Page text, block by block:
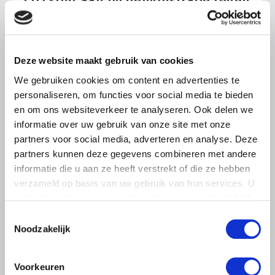
Deze website maakt gebruik van cookies
We gebruiken cookies om content en advertenties te
personaliseren, om functies voor social media te bieden
en om ons websiteverkeer te analyseren. Ook delen we
informatie over uw gebruik van onze site met onze
partners voor social media, adverteren en analyse. Deze
partners kunnen deze gegevens combineren met andere
informatie die u aan ze heeft verstrekt of die ze hebben
verzameld op basis van uw gebruik van hun services. U
Noodzakelijk
Voorkeuren
dreigende onteigening
pluimveehouders
leden op om op vrijdagochtend 14 augustus massaal naar
het voorplein van het provinciehuis in Den Bosch te
komen…
Lees meer